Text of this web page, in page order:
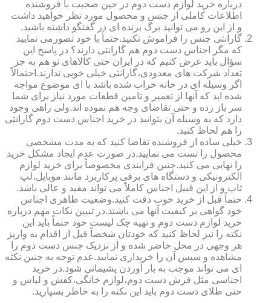
درباره خرید لوازم دست دوم در حین صحبت با فروشنده
اطلاعات کاملی از جنس و محصول مورد نظر خواهید داشت
و از این رو می توانید برگ برنده ای در گفتگو داشته باشید.
گارانتی جنس را فراموش نکنید.حتماً با خود تصورمی نمایید
که مگر اجناس دست دوم هم گارانتی دارند؟ در پاسخ این
سؤال باید عرض کنیم که در ایران حتی کالاهای نو هم به جز
تعداد شرکت های معدودی،گارانتی خیلی خوبی ندارند.احتمالاً
اگر وسیله ای در خانه خراب شده باشد با ای موضوع مواجه
شده اید که آنها از تعمیر و تامین قطعات مورد نیاز برای شما
سر باز زده و حتی تقاضای وجه هم نموده اند.ولی راهی وجود
دارد که به وسیله آن بتوانید در خرید اجناس دست دوم گارانتی
را هم لحاظ کنید.
خیلی ساده از فروشنده تقاضا کنید که به مدت مشخصی
محصول را تست می نمایید.در صورت عدم ایجاد مشکل خرید
را نهایی می کنید.چنین فرایندی مخصوصاً برای خرید لوازم
الکترونیکی و دستگاه های برقی پرکاربرد مانند موبایل،لپ
تاپ و از این قبیل اجناس کاملاً می تواند مفید و عالی باشد.
حتماً قبل از خرید خوب دقت کنید.وضعیت ظاهری اجناس
خود گواهی بر کیفیت آنها می باشند.در تبیین نکات مهم درباره
خرید لوازم دست دوم و تهیه چک لیست خود حتماً باید این
نکته را نیز لحاظ کنید که خودتان شخصاً قبل از اقدام به واریز
هر وجهی در محل حاضر شده و از نزدیک جنس دست دوم را
مشاهده و سپس آن را خریداری نمایید.عدم توجه به چنین نکته
ای می تواند موجب به بار آوردن پشیمانی شود.در خرید
اجناسی مثل فرش دست دوم،لوازم خانگی،کفش و لباس و
حتی طلای دست دوم باید این نکته را به خاطر بسپارید.